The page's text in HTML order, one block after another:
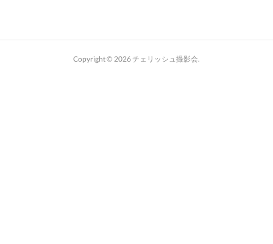
Copyright © 2026チェリッシュ撮影会.